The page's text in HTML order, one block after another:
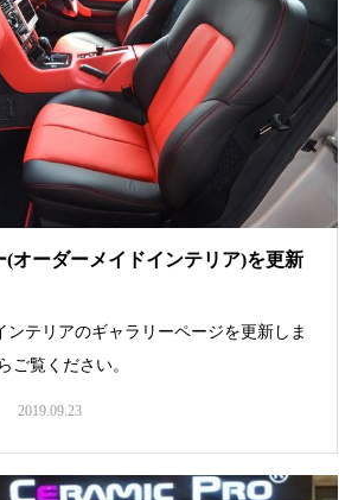
(オーダーメイドインテリア)を更新
ンテリアのギャラリーページを更新しま
ご覧ください。
2019.09.23